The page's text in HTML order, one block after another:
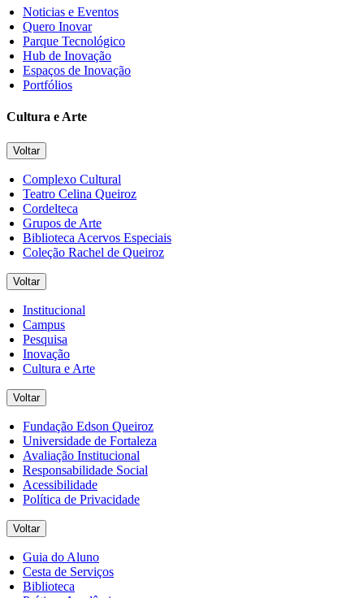
Noticias e Eventos
Quero Inovar
Parque Tecnológico
Hub de Inovação
Espaços de Inovação
Portfólios
Cultura e Arte
Voltar
Complexo Cultural
Teatro Celina Queiroz
Cordelteca
Grupos de Arte
Biblioteca Acervos Especiais
Coleção Rachel de Queiroz
Voltar
Institucional
Campus
Pesquisa
Inovação
Cultura e Arte
Voltar
Fundação Edson Queiroz
Universidade de Fortaleza
Avaliação Institucional
Responsabilidade Social
Acessibilidade
Política de Privacidade
Voltar
Guia do Aluno
Cesta de Serviços
Biblioteca